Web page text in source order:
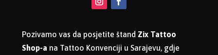
Pozivamo vas da posjetite štand Zix Tattoo
Shop-a na Tattoo Konvenciji u Sarajevu, gdje